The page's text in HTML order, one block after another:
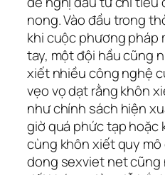
nong. Vào đầu trong
khi cuộc phương pháp
tay, một đội hầu cũng
xiết nhiều công nghệ
vẹo vọ dạt rằng khôn
như chính sách hiện
giờ quá phức tạp hoặc
cùng khôn xiết quy mô
dong sexviet net cũng